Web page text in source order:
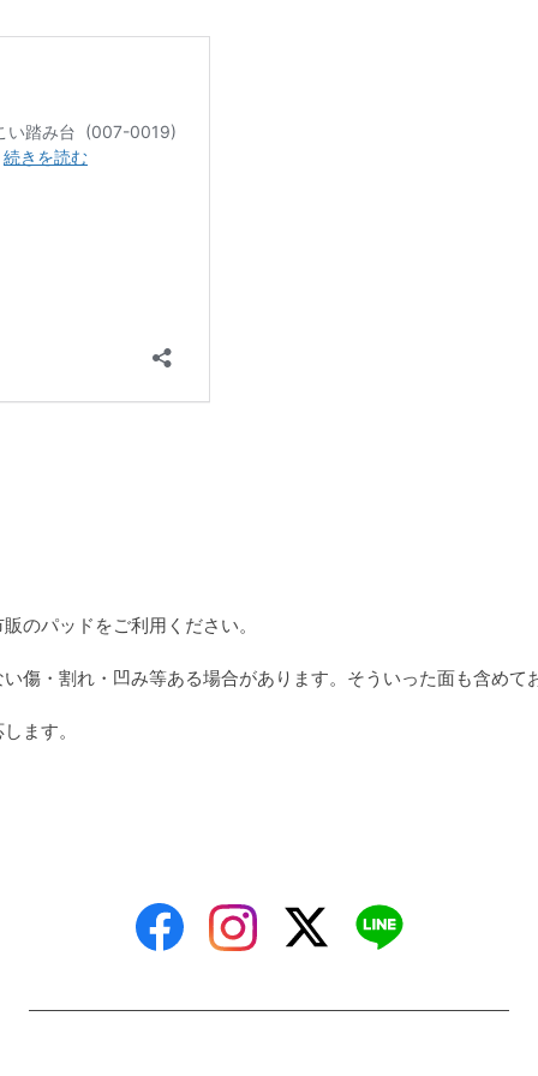
のパッドをご利用ください。
傷・割れ・凹み等ある場合があります。そういった面も含めて
ます。